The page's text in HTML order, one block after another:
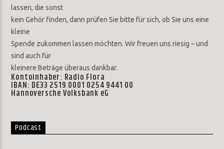
lassen, die sonst
kein Gehör finden, dann prüfen Sie bitte für sich, ob Sie uns eine
kleine
Spende zukommen lassen möchten. Wir freuen uns riesig – und
sind auch für
kleinere Beträge überaus dankbar.
Kontoinhaber: Radio Flora
IBAN: DE33 2519 0001 0254 9441 00
Hannoversche Volksbank eG
Podcast